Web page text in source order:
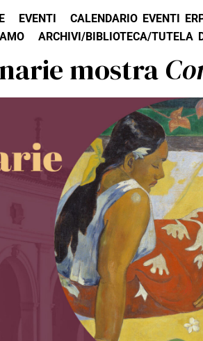
EVENTI CALENDARIO EVENTI
ARCHIVI/BIBLIOTECA/TUTELA
mostra